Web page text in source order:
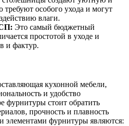
требуют особого ухода и могут
влаги.
Это самый бюджетный
простотой в уходе и
и фактур.
кухонной мебели,
и удобство
фурнитуры стоит обратить
прочность и плавность
элементами фурнитуры являются: